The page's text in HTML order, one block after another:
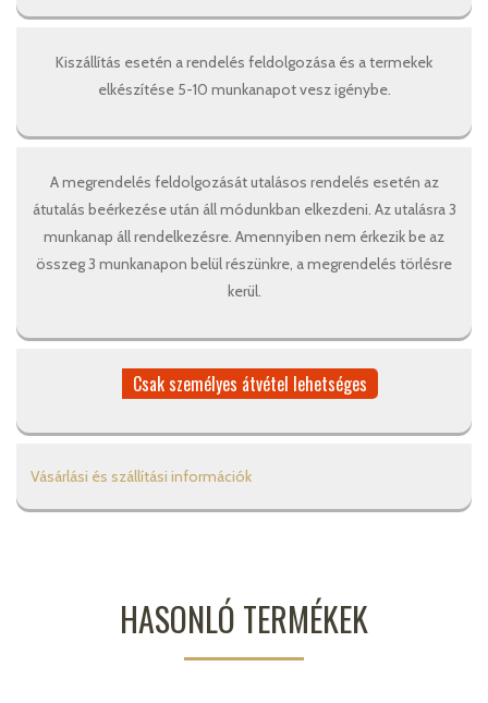
Kiszállítás esetén a rendelés feldolgozása és a termekek
elkészítése 5-10 munkanapot vesz igénybe.
A megrendelés feldolgozását utalásos rendelés esetén az
átutalás beérkezése után áll módunkban elkezdeni. Az utalásra 3
munkanap áll rendelkezésre. Amennyiben nem érkezik be az
összeg 3 munkanapon belül részünkre, a megrendelés törlésre
kerül.
Csak személyes átvétel lehetséges
Vásárlási és szállítási információk
HASONLÓ TERMÉKEK